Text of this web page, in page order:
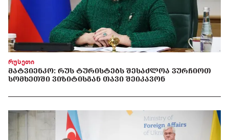
რუსეთი
ᲛᲐᲢᲕᲘᲔᲜᲙᲝ: ᲠᲣᲡ ᲢᲣᲠᲘᲡᲢᲔᲑᲡ ᲨᲔᲡᲐᲫᲚᲝᲐ ᲕᲣᲠᲩᲘᲝᲗ
ᲡᲝᲛᲮᲔᲗᲨᲘ ᲕᲘᲖᲘᲢᲘᲡᲒᲐᲜ ᲗᲐᲕᲘ ᲨᲔᲘᲙᲐᲕᲝᲜ